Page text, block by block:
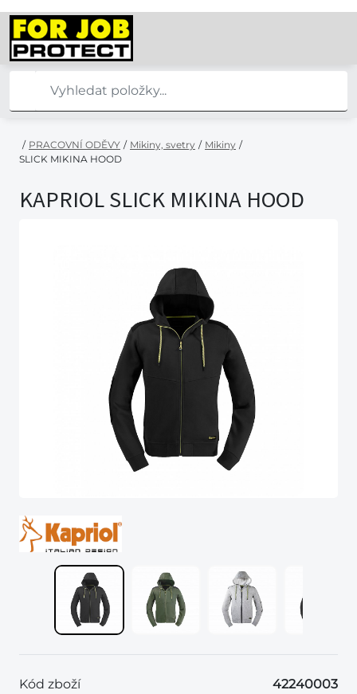
/ PRACOVNÍ ODĚVY / Mikiny, svetry / Mikiny /
SLICK MIKINA HOOD
KAPRIOL SLICK MIKINA HOOD
Kód zboží
42240003